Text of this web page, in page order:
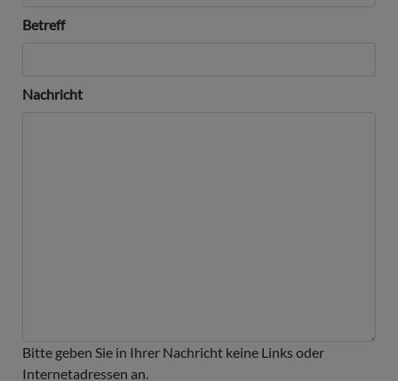
Betreff
Nachricht
Bitte geben Sie in Ihrer Nachricht keine Links oder
Internetadressen an.